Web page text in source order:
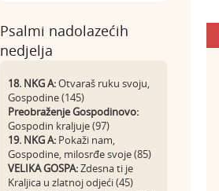
Psalmi nadolazećih
nedjelja
18. NKG A:Otvaraš ruku svoju,
Gospodine (145)
Preobraženje Gospodinovo:
Gospodin kraljuje (97)
19. NKG A: Pokaži nam,
Gospodine, milosrđe svoje (85)
VELIKA GOSPA:Zdesna ti je
Kraljica u zlatnoj odjeći (45)